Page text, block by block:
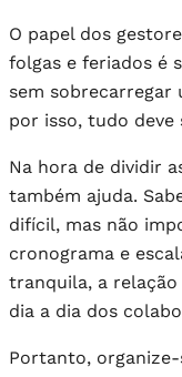
O papel dos
folgas e feriados é
sem
por isso, tudo
Na hora de dividir
também ajuda.
difícil, mas não
cronograma e
tranquila, a
dia a dia dos
Portanto,